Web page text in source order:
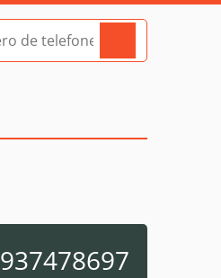
937478697